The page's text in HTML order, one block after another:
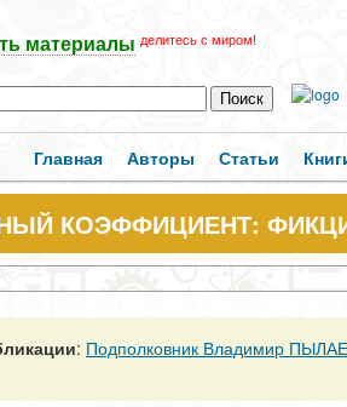
материалы делитесь с миром!
Главная Авторы Статьи
КОЭФФИЦИЕНТ:
: Подполковник Владимир